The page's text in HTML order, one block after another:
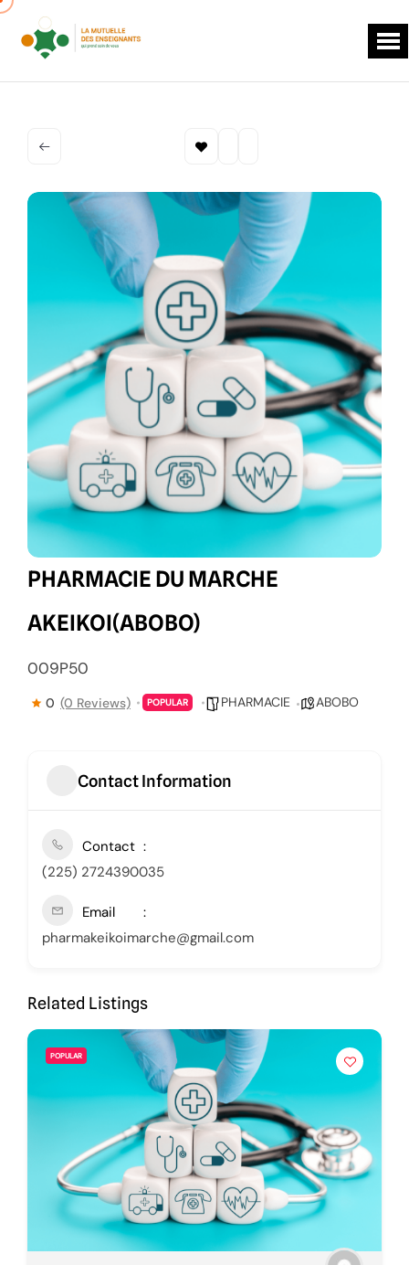
PHARMACIE DU MARCHE
AKEIKOI(ABOBO)
009P50
0 (0 Reviews) POPULAR PHARMACIE ABOBO
Contact Information
Contact
(225) 2724390035
Email
pharmakeikoimarche@gmail.com
Related Listings
POPULAR